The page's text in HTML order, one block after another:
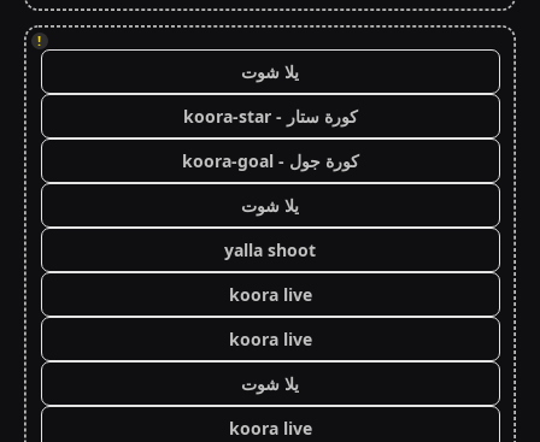
!
يلا شوت
كورة ستار - koora-star
كورة جول - koora-goal
يلا شوت
yalla shoot
koora live
koora live
يلا شوت
koora live